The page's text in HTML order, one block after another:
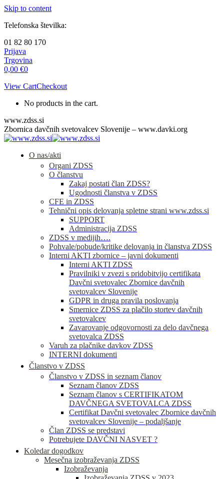
Skip to content
Telefonska številka:
01 82 80 170
Prijava
Trgovina
0,00 €0
View CartCheckout
No products in the cart.
www.zdss.si
Zbornica davčnih svetovalcev Slovenije – www.davki.org
O nas/akti
Organi ZDSS
O članstvu
Zakaj postati član ZDSS?
Ugodnosti članstva v ZDSS
CFE in ZDSS
Tehnični opis delovanja spletne strani www.zdss.si
SUPPORT
Administracija ZDSS
ZDSS v medijih….
Pohvale/pobude/kritike delovanja in članstva ZDSS
Interni AKTI zbornice – javni dokumenti
Interni AKTI ZDSS
Pravilniki v zvezi s pridobitvijo certifikata
Davčni svetovalec Zbornice davčnih
svetovalcev Slovenije
GDPR in druga pravila poslovanja
Smernice ZDSS za plačilo stortev davčnih
svetovalcev
Zavarovanje odgovornosti za delo davčnega
svetovalca ZDSS
Varuh za plačnike davkov ZDSS
INTERNI dokumenti
Članstvo v ZDSS
Članstvo v ZDSS in seznam članov
Seznam članov ZDSS
Seznam članov s CERTIFIKATOM
DAVČNEGA SVETOVALCA ZDSS
Certifikat Davčni svetovalec Zbornice davčnih
svetovalcev Slovenije – podaljšanje
Član ZDSS se predstavi
Potrebujete DAVČNI NASVET ?
Koledar dogodkov
Mesečna izobraževanja ZDSS
Izobraževanja